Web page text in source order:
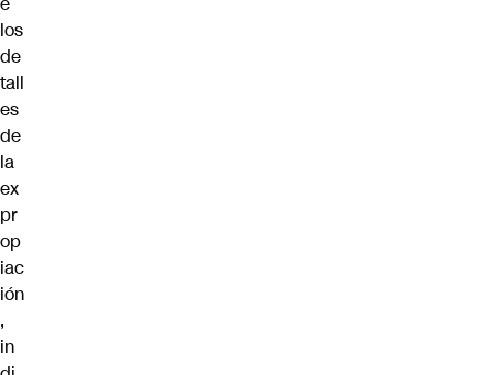
los
de
tall
es
de
la
ex
pr
op
iac
ión
,
in